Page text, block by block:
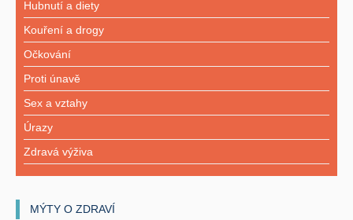
Hubnutí a diety
Kouření a drogy
Očkování
Proti únavě
Sex a vztahy
Úrazy
Zdravá výživa
MÝTY O ZDRAVÍ